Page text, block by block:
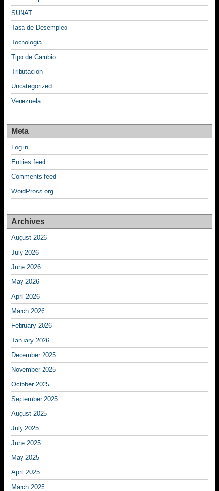
SUNAT
Tasa de Desempleo
Tecnologia
Tipo de Cambio
Tributacion
Uncategorized
Venezuela
Meta
Log in
Entries feed
Comments feed
WordPress.org
Archives
August 2026
July 2026
June 2026
May 2026
April 2026
March 2026
February 2026
January 2026
December 2025
November 2025
October 2025
September 2025
August 2025
July 2025
June 2025
May 2025
April 2025
March 2025